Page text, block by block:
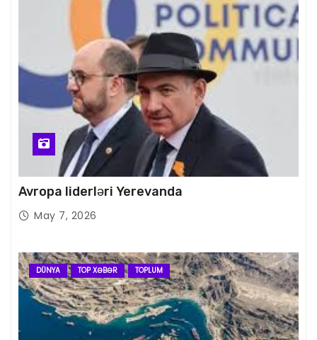
Avropa liderləri Yerevanda
May 7, 2026
DÜNYA TOP XƏBƏR TOPLUM